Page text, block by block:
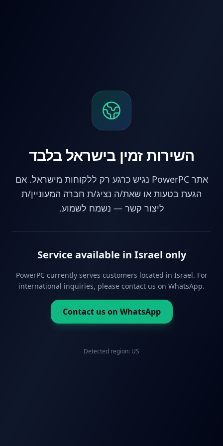
השירות זמין בישראל בלבד
אתר PowerPC נגיש כרגע רק ללקוחות מישראל. אם
הגעת בטעות או שאת/ה נציג/ת חברה המעוניין/ת
ליצור קשר — נשמח לשמוע.
Service available in Israel only
PowerPC currently serves customers located in Israel. For
international inquiries, please contact us on WhatsApp.
Contact us on WhatsApp
Detected region: US